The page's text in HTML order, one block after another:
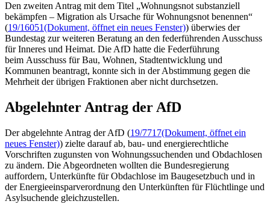
Den zweiten Antrag mit dem Titel „Wohnungsnot substanziell
bekämpfen – Migration als Ursache für Wohnungsnot benennen“
(19/16051(Dokument, öffnet ein neues Fenster)) überwies der
Bundestag zur weiteren Beratung an den federführenden Ausschuss
für Inneres und Heimat. Die AfD hatte die Federführung
beim Ausschuss für Bau, Wohnen, Stadtentwicklung und
Kommunen beantragt, konnte sich in der Abstimmung gegen die
Mehrheit der übrigen Fraktionen aber nicht durchsetzen.
Abgelehnter Antrag der AfD
Der abgelehnte Antrag der AfD (19/7717(Dokument, öffnet ein
neues Fenster)) zielte darauf ab, bau- und energierechtliche
Vorschriften zugunsten von Wohnungssuchenden und Obdachlosen
zu ändern. Die Abgeordneten wollten die Bundesregierung
auffordern, Unterkünfte für Obdachlose im Baugesetzbuch und in
der Energieeinsparverordnung den Unterkünften für Flüchtlinge und
Asylsuchende gleichzustellen.